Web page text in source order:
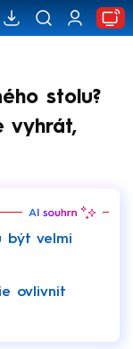
stolu?
vyhrát,
být velmi
ovlivnit